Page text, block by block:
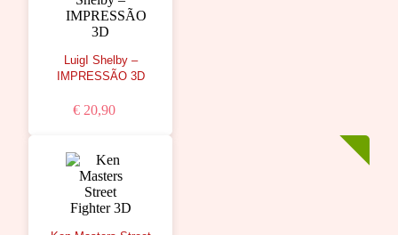
LuigI Shelby –
IMPRESSÃO 3D
€ 20,90